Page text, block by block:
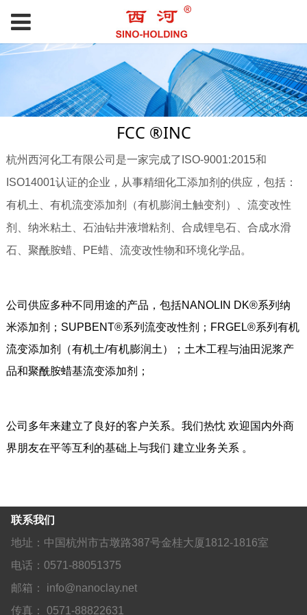
FCC ®INC
杭州西河化工有限公司是一家完成了ISO-9001:2015和
ISO14001认证的企业，从事精细化工添加剂的供应，包括：
有机土、有机流变添加剂（有机膨润土触变剂）、流变改性
剂、纳米粘土、石油钻井液增粘剂、合成锂皂石、合成水滑
石、聚酰胺蜡、PE蜡、流变改性物和环境化学品。
公司供应多种不同用途的产品，包括NANOLIN DK®系列纳
米添加剂；SUPBENT®系列流变改性剂；FRGEL®系列有机
流变添加剂（有机土/有机膨润土）；土木工程与油田泥浆产
品和聚酰胺蜡基流变添加剂；
公司多年来建立了良好的客户关系。我们热忱 欢迎国内外商
界朋友在平等互利的基础上与我们 建立业务关系 。
联系我们
地址：中国杭州市古墩路387号金桂大厦1812-1816室
电话：0571-88051375
邮箱： info@nanoclay.net
传真： 0571-88822631